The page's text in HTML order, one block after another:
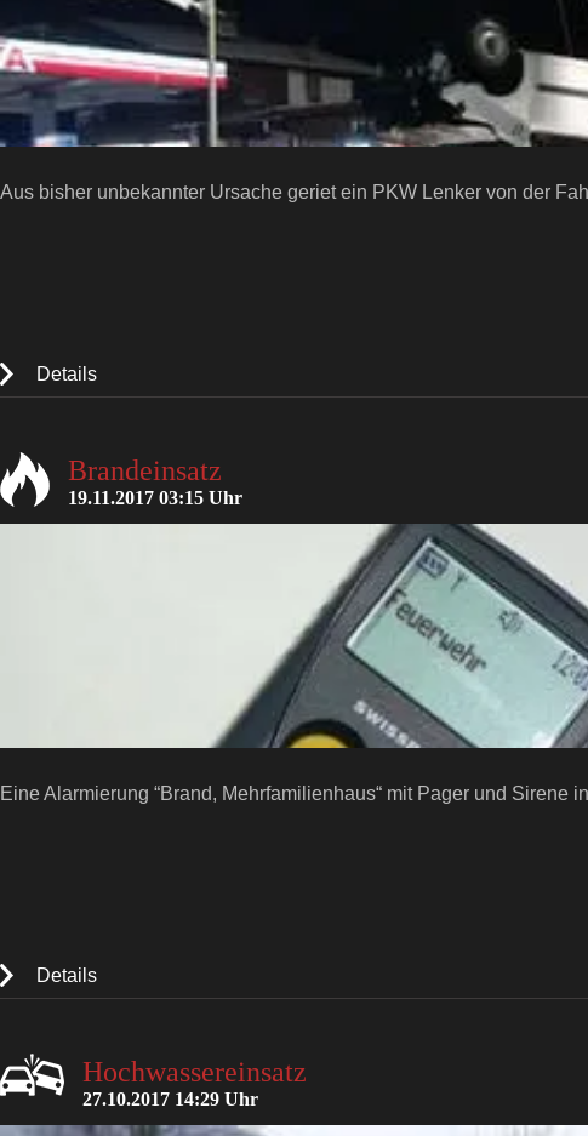
Aus bisher unbekannter Ursache geriet ein PKW Lenker von der
Details
Brandeinsatz
19.11.2017 03:15 Uhr
Eine Alarmierung “Brand, Mehrfamilienhaus“ mit Pager und Sirene
Details
Hochwassereinsatz
27.10.2017 14:29 Uhr